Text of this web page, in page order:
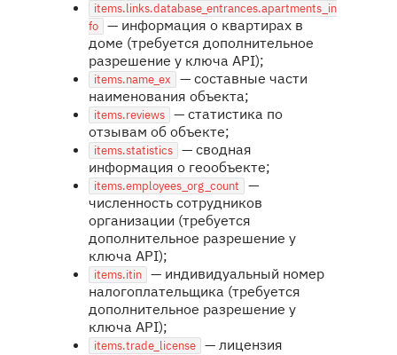
items.links.database_entrances.apartments_in
fo — информация о квартирах в
доме (требуется дополнительное
разрешение у ключа API);
items.name_ex
— составные части
наименования объекта;
items.reviews — статистика по
отзывам об объекте;
items.statistics — cводная
информация о геообъекте;
items.employees_org_count
—
численность сотрудников
организации (требуется
дополнительное разрешение у
ключа API);
items.itin — индивидуальный номер
налогоплательщика (требуется
дополнительное разрешение у
ключа API);
items.trade_license — лицензия